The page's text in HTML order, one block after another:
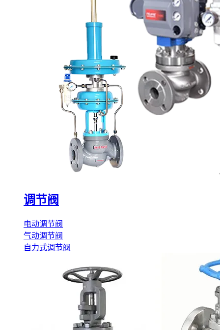
调节阀
电动调节阀
气动调节阀
自力式调节阀